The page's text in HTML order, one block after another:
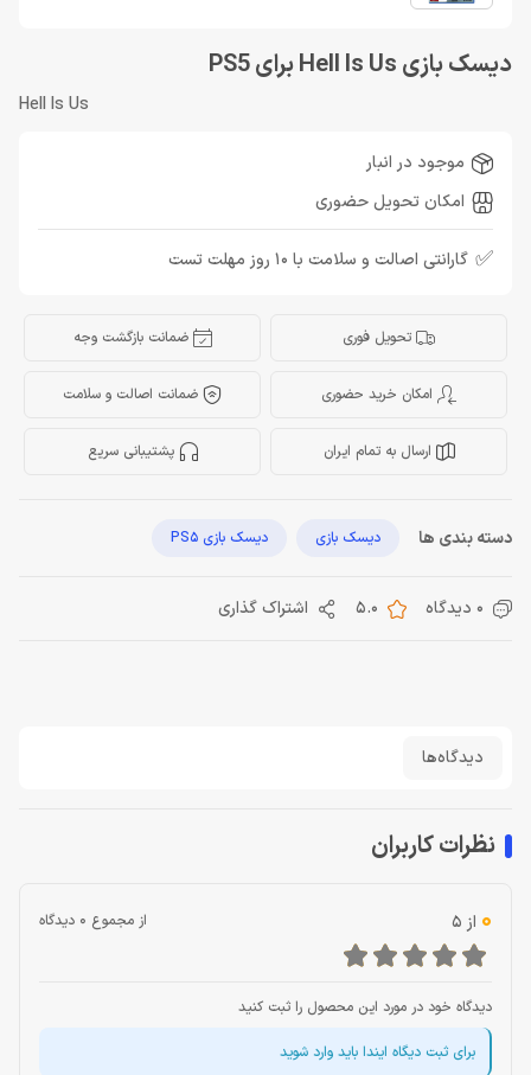
دیسک بازی Hell Is Us برای PS5
Hell Is Us
موجود در انبار
امکان تحویل حضوری
✅ گارانتی اصالت و سلامت با 10 روز مهلت تست
تحویل فوری ضمانت بازگشت وجه
امکان خرید حضوری ضمانت اصالت و سلامت
ارسال به تمام ایران پشتیبانی سریع
دسته بندی ها دیسک بازی دیسک بازی PS5
0 دیدگاه 5.0 اشتراک گذاری
دیدگاه‌ها
نظرات کاربران
0 از 5 از مجموع 0 دیدگاه
دیدگاه خود در مورد این محصول را ثبت کنید
برای ثبت دیگاه ایندا باید وارد شوید